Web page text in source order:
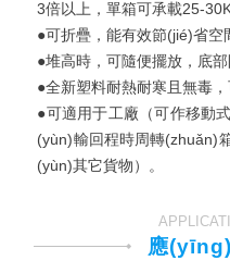
3倍以上，單箱可承載25-
●可折疊，能有效節(jié)省空
●堆高時，可隨便擺放，底部
●全新塑料耐熱耐寒且無毒
●可適用于工廠（可作移動式貨
(yùn)輸回程時周轉(zhuǎn)箱
(yùn)其它貨物）。
應